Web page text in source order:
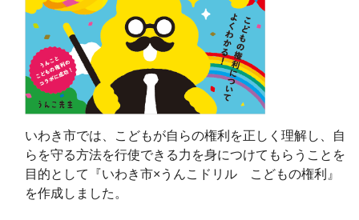
いわき市では、こどもが自らの権利を正しく理解し、自
らを守る方法を行使できる力を身につけてもらうことを
目的として『いわき市×うんこドリル こどもの権利』
を作成しました。